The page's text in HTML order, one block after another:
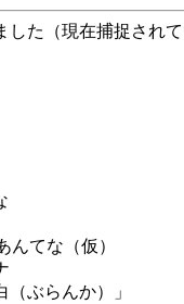
した（現在捕捉され
んてな（仮）
ぶらんか）」